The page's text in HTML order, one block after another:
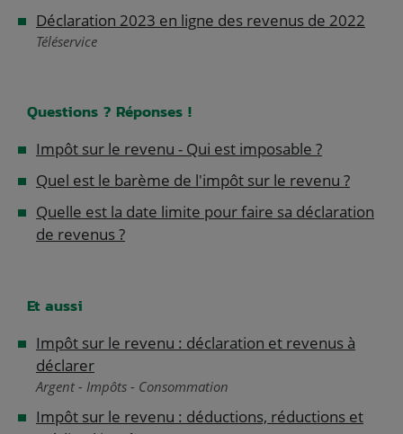
Déclaration 2023 en ligne des revenus de 2022
Téléservice
Questions ? Réponses !
Impôt sur le revenu - Qui est imposable ?
Quel est le barème de l'impôt sur le revenu ?
Quelle est la date limite pour faire sa déclaration
de revenus ?
Et aussi
Impôt sur le revenu : déclaration et revenus à
déclarer
Argent - Impôts - Consommation
Impôt sur le revenu : déductions, réductions et